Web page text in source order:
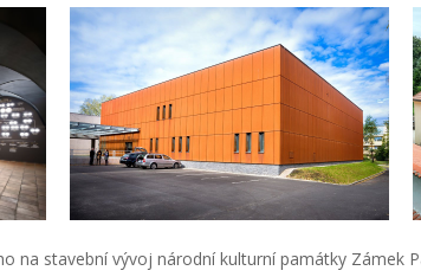
stavební vývoj národní kulturní památky Zámek